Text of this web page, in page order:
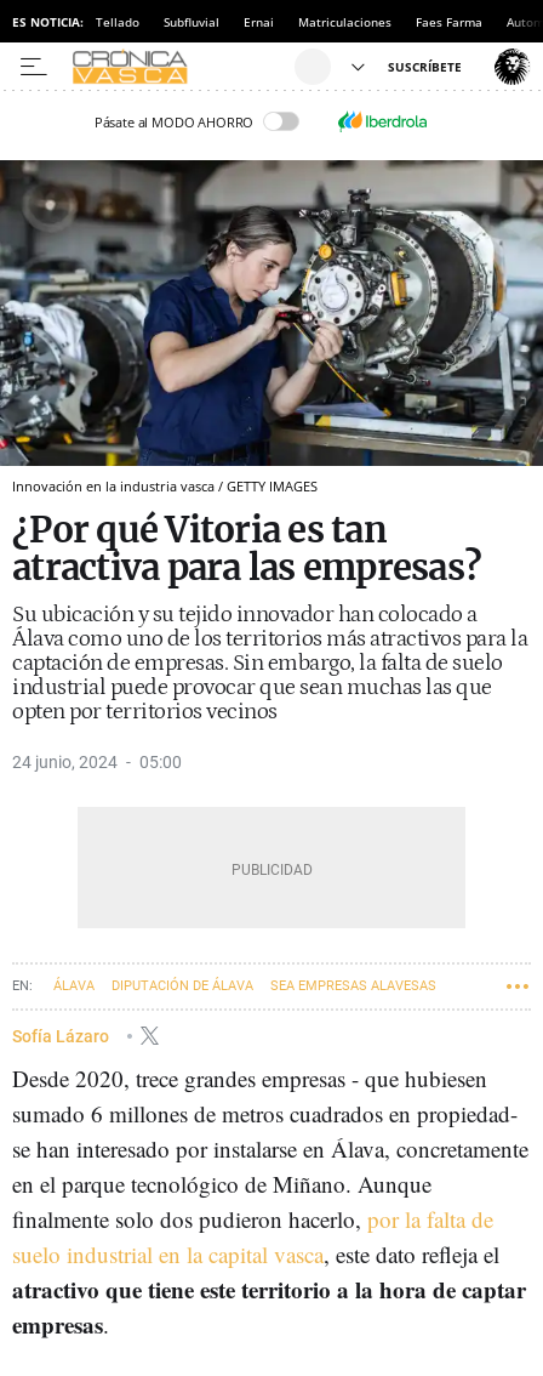
ES NOTICIA: Tellado Subfluvial Ernai Matriculaciones Faes Farma
Pásate al MODO AHORRO
Innovación en la industria vasca / GETTY IMAGES
¿Por qué Vitoria es tan
atractiva para las empresas?
Su ubicación y su tejido innovador han colocado a
Álava como uno de los territorios más atractivos para la
captación de empresas. Sin embargo, la falta de suelo
industrial puede provocar que sean muchas las que
opten por territorios vecinos
24 junio, 2024 05:00
ÁLAVA DIPUTACIÓN DE ÁLAVA SEA EMPRESAS ALAVESAS
CÁMARA DE COMERCIO DE ÁLAVA
EMPRESAS VASCAS
Sofía Lázaro
Desde 2020, trece grandes empresas - que hubiesen
sumado 6 millones de metros cuadrados en propiedad-
se han interesado por instalarse en Álava, concretamente
en el parque tecnológico de Miñano. Aunque
finalmente solo dos pudieron hacerlo, por la falta de
suelo industrial en la capital vasca, este dato refleja el
atractivo que tiene este territorio a la hora de captar
empresas.